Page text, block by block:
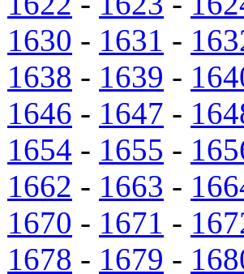
1630 - 1631 -
1638 - 1639 -
1646 - 1647 -
1654 - 1655 -
1662 - 1663 -
1670 - 1671 -
1678 - 1679 -